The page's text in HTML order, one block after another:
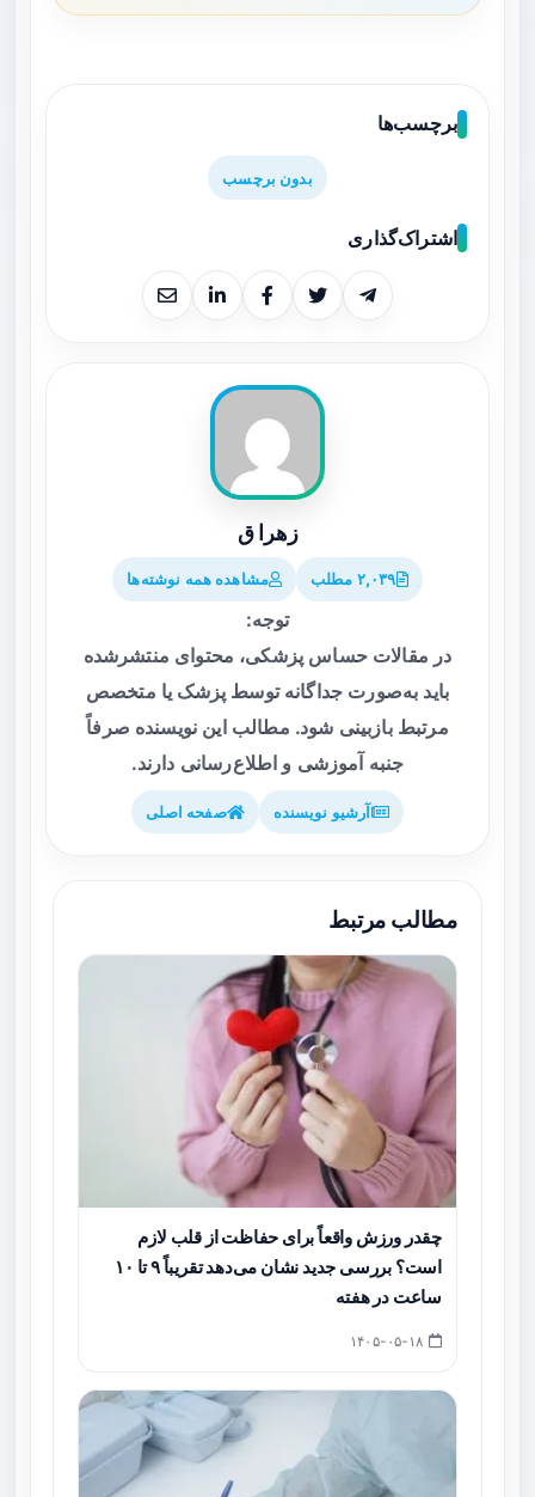
برچسب‌ها
بدون برچسب
اشتراک‌گذاری
زهرا ق
۲,۰۳۹ مطلب مشاهده همه نوشته‌ها
توجه:
در مقالات حساس پزشکی، محتوای منتشرشده
باید به‌صورت جداگانه توسط پزشک یا متخصص
مرتبط بازبینی شود. مطالب این نویسنده صرفاً
جنبه آموزشی و اطلاع‌رسانی دارند.
آرشیو نویسنده صفحه اصلی
مطالب مرتبط
چقدر ورزش واقعاً برای حفاظت از قلب لازم
است؟ بررسی جدید نشان می‌دهد تقریباً ۹ تا ۱۰
ساعت در هفته